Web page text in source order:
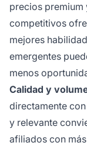
precios premium
competitivos
mejores
emergentes
menos
Calidad y
directamente
y relevante
afiliados con